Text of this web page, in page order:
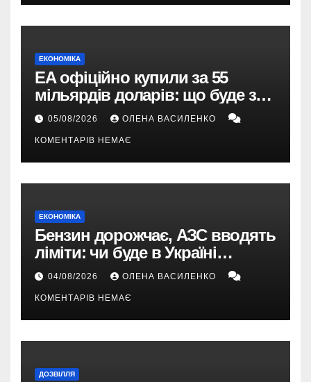
ЕКОНОМІКА
EA офіційно купили за 55
мільярдів доларів: що буде з
EA Sports FC, Battlefield і The
Sims
05/08/2026 ОЛЕНА ВАСИЛЕНКО
КОМЕНТАРІВ НЕМАЄ
ЕКОНОМІКА
Бензин дорожчає, АЗС вводять
ліміти: чи буде в Україні
дефіцит пального
04/08/2026 ОЛЕНА ВАСИЛЕНКО
КОМЕНТАРІВ НЕМАЄ
ДОЗВІЛЛЯ